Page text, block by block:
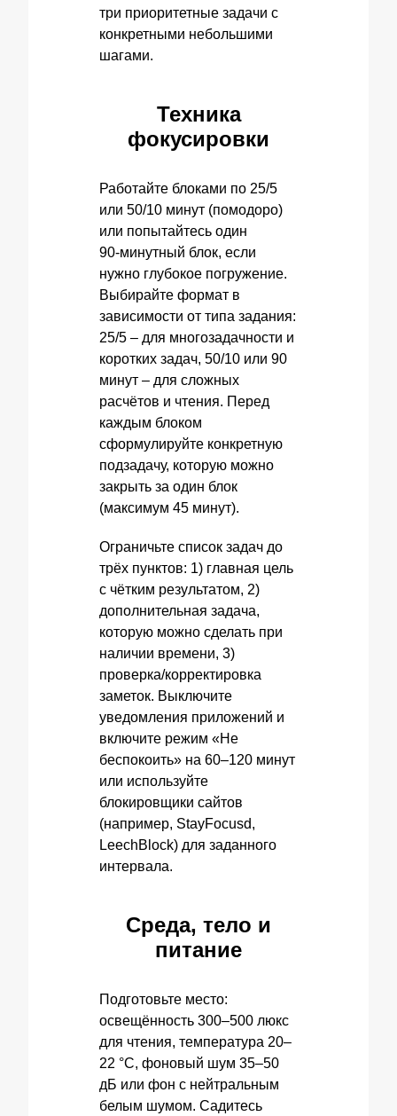
три приоритетные задачи с
конкретными небольшими
шагами.
Техника
фокусировки
Работайте блоками по 25/5
или 50/10 минут (помодоро)
или попытайтесь один
90‑минутный блок, если
нужно глубокое погружение.
Выбирайте формат в
зависимости от типа задания:
25/5 – для многозадачности и
коротких задач, 50/10 или 90
минут – для сложных
расчётов и чтения. Перед
каждым блоком
сформулируйте конкретную
подзадачу, которую можно
закрыть за один блок
(максимум 45 минут).
Ограничьте список задач до
трёх пунктов: 1) главная цель
с чётким результатом, 2)
дополнительная задача,
которую можно сделать при
наличии времени, 3)
проверка/корректировка
заметок. Выключите
уведомления приложений и
включите режим «Не
беспокоить» на 60–120 минут
или используйте
блокировщики сайтов
(например, StayFocusd,
LeechBlock) для заданного
интервала.
Среда, тело и
питание
Подготовьте место:
освещённость 300–500 люкс
для чтения, температура 20–
22 °C, фоновый шум 35–50
дБ или фон с нейтральным
белым шумом. Садитесь